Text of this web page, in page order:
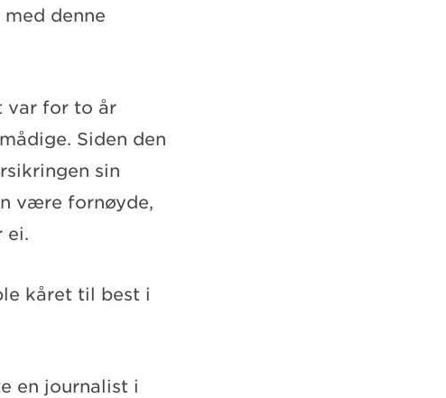
denne
var for to år
Siden den
sin
være fornøyde,
ei.
kåret til best i
en journalist i